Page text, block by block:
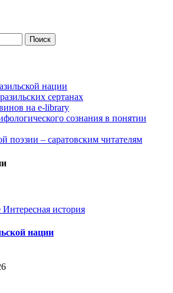
нации
сертанах
на e-library
сознания в понятии
поэзии – саратовским читателям
Интересная история
нации